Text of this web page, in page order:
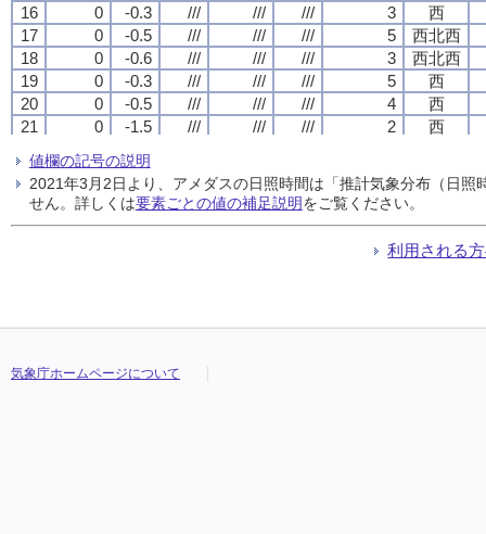
16
0 -0.3 /// /// /// 3
西
17
0 -0.5 /// /// /// 5
西北西
18
0 -0.6 /// /// /// 3
西北西
19
0 -0.3 /// /// /// 5
西
20
0 -0.5 /// /// /// 4
西
21
0 -1.5 /// /// /// 2
西
23
0 -2.2
西北西
24
1 -1.6 /// /// /// 5 西北西
16
0 -0.3 /// /// /// 3
西
17
0 -0.5 /// /// /// 5
西北西
18
0 -0.6 /// /// /// 3
西北西
19
0 -0.3 /// /// /// 5
西
20
0 -0.5 /// /// /// 4
西
21
0 -1.5 /// /// /// 2
西
23
0 -2.2
西北西
24
1 -1.6 /// /// /// 5 西北西
16
0 -0.3 /// /// /// 3
西
17
0 -0.5 /// /// /// 5
西北西
18
0 -0.6 /// /// /// 3
西北西
19
0 -0.3 /// /// /// 5
西
20
0 -0.5 /// /// /// 4
西
21
0 -1.5 /// /// /// 2
西
23
0 -2.2
西北西
24
1 -1.6 /// /// /// 5 西北西
16
0 -0.3 /// /// /// 3
西
17
0 -0.5 /// /// /// 5
西北西
18
0 -0.6 /// /// /// 3
西北西
19
0 -0.3 /// /// /// 5
西
20
0 -0.5 /// /// /// 4
西
21
0 -1.5 /// /// /// 2
西
23
0 -2.2
西北西
24
1 -1.6 /// /// /// 5 西北西
値欄の記号の説明
2021年3月2日より、アメダスの日照時間は「推計気象分布（日
せん。詳しくは要素ごとの値の補足説明をご覧ください。
利用される
気象庁ホームページについて